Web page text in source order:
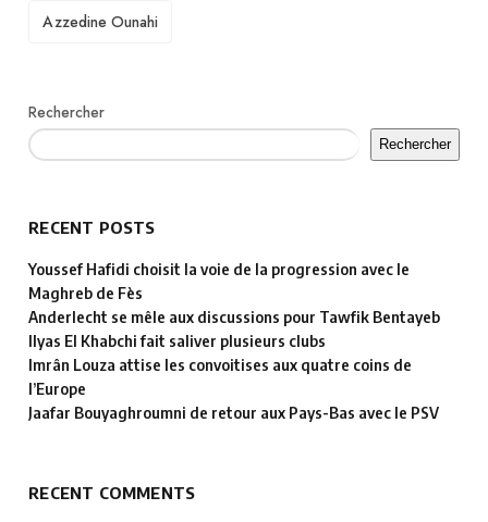
TAGS
Azzedine Ounahi
Rechercher
Rechercher
RECENT POSTS
Youssef Hafidi choisit la voie de la progression avec le
Maghreb de Fès
Anderlecht se mêle aux discussions pour Tawfik Bentayeb
Ilyas El Khabchi fait saliver plusieurs clubs
Imrân Louza attise les convoitises aux quatre coins de
l’Europe
Jaafar Bouyaghroumni de retour aux Pays-Bas avec le PSV
RECENT COMMENTS